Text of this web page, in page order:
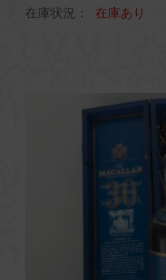
在庫状況：
在庫あり